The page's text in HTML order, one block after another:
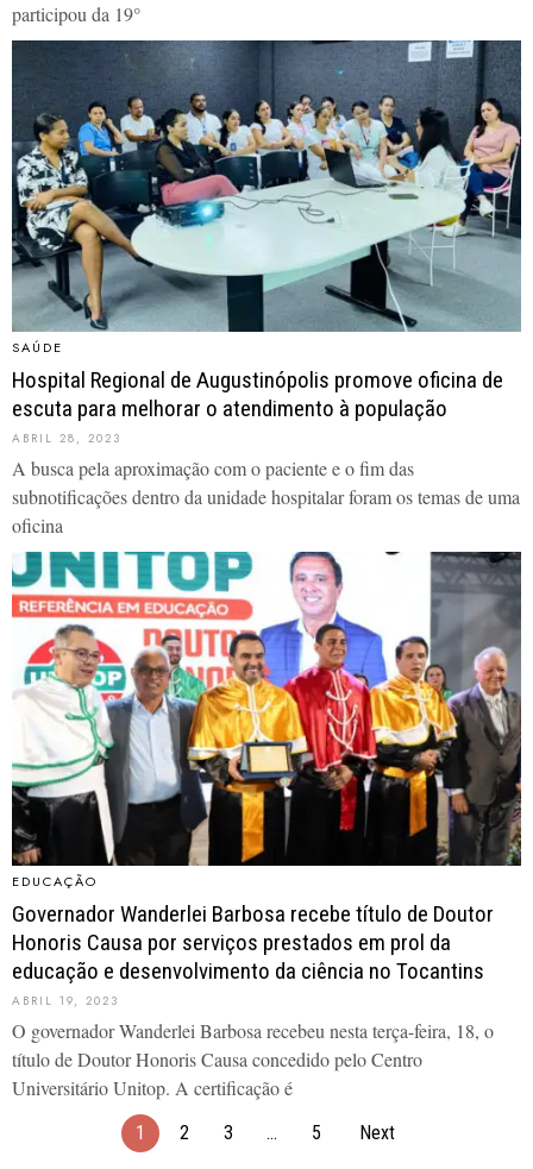
participou da 19°
SAÚDE
Hospital Regional de Augustinópolis promove oficina de
escuta para melhorar o atendimento à população
ABRIL 28, 2023
A busca pela aproximação com o paciente e o fim das
subnotificações dentro da unidade hospitalar foram os temas de uma
oficina
EDUCAÇÃO
Governador Wanderlei Barbosa recebe título de Doutor
Honoris Causa por serviços prestados em prol da
educação e desenvolvimento da ciência no Tocantins
ABRIL 19, 2023
O governador Wanderlei Barbosa recebeu nesta terça-feira, 18, o
título de Doutor Honoris Causa concedido pelo Centro
Universitário Unitop. A certificação é
1 2 3 … 5 Next